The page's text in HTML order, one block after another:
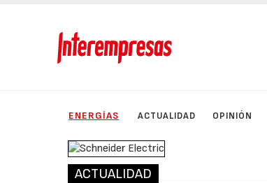
ENERGÍAS ACTUALIDAD OPINIÓN
ACTUALIDAD